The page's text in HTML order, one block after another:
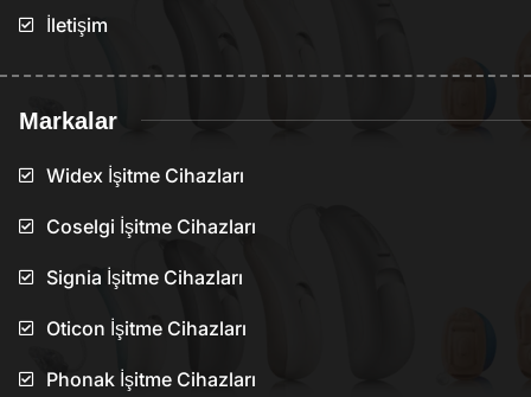
İletişim
Markalar
Widex İşitme Cihazları
Coselgi İşitme Cihazları
Signia İşitme Cihazları
Oticon İşitme Cihazları
Phonak İşitme Cihazları